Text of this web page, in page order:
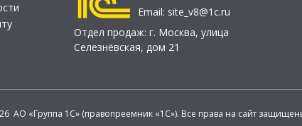
Email: site_v8@1c.ru
Отдел продаж: г. Москва, улица
Селезнёвская, дом 21
АО «Группа 1С» (правопреемник «1С»). Все права на сайт